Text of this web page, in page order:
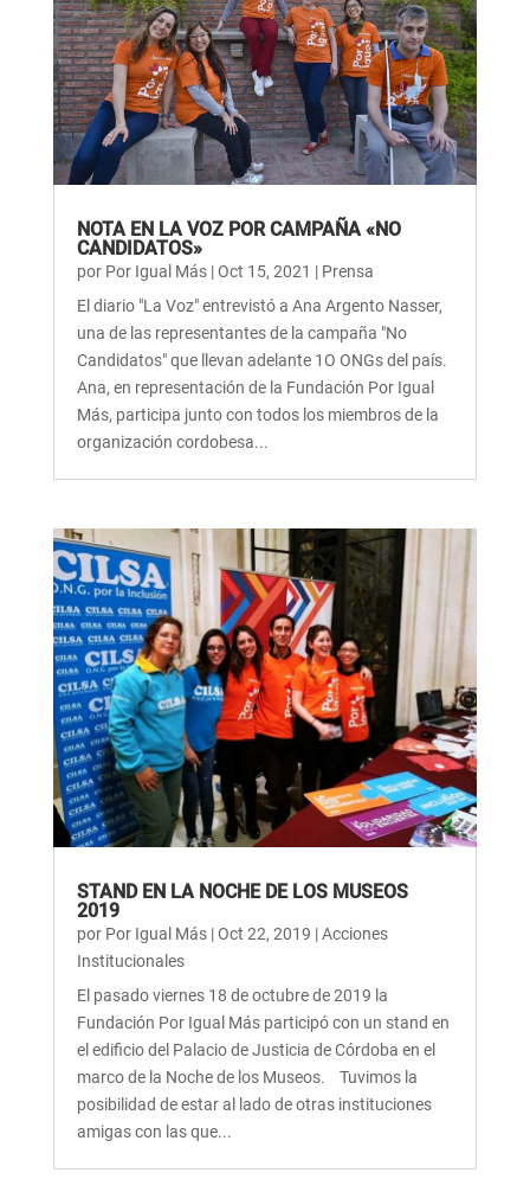
NOTA EN LA VOZ POR CAMPAÑA «NO
CANDIDATOS»
por Por Igual Más|Oct 15, 2021 | Prensa
El diario "La Voz" entrevistó a Ana Argento Nasser,
una de las representantes de la campaña "No
Candidatos" que llevan adelante 1O ONGs del país.
Ana, en representación de la Fundación Por Igual
Más, participa junto con todos los miembros de la
organización cordobesa...
STAND EN LA NOCHE DE LOS MUSEOS
2019
por Por Igual Más|Oct 22, 2019 |Acciones
Institucionales
El pasado viernes 18 de octubre de 2019 la
Fundación Por Igual Más participó con un stand en
el edificio del Palacio de Justicia de Córdoba en el
marco de la Noche de los Museos. Tuvimos la
posibilidad de estar al lado de otras instituciones
amigas con las que...